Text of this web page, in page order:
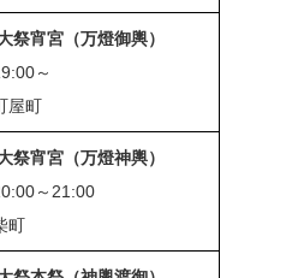
祭宵宮（万燈御輿）
～
屋町
祭宵宮（万燈神輿）
～21:00
町